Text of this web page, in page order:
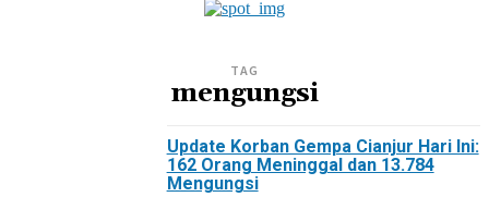
TAG
mengungsi
Update Korban Gempa Cianjur Hari Ini:
162 Orang Meninggal dan 13.784
Mengungsi